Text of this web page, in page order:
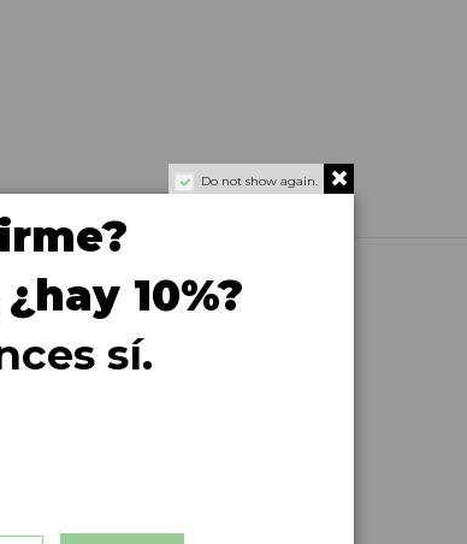
Do not show again.
10%?
sí.